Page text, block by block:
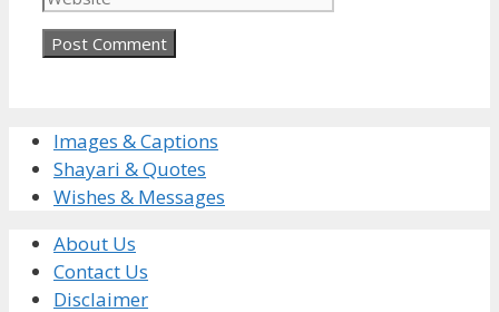
Images & Captions
Shayari & Quotes
Wishes & Messages
About Us
Contact Us
Disclaimer